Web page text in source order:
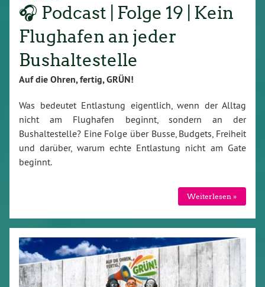
🎧 Podcast | Folge 19 | Kein
Flughafen an jeder
Bushaltestelle
Auf die Ohren, fertig, GRÜN!
Was bedeutet Entlastung eigentlich, wenn der Alltag
nicht am Flughafen beginnt, sondern an der
Bushaltestelle? Eine Folge über Busse, Budgets, Freiheit
und darüber, warum echte Entlastung nicht am Gate
beginnt.
Weiterlesen »